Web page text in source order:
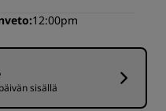
12:00pm
sisällä